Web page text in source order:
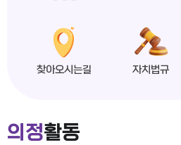
익산시의회, 제279회 임시회 개회
찾아오시는길 자치법규
의정활동